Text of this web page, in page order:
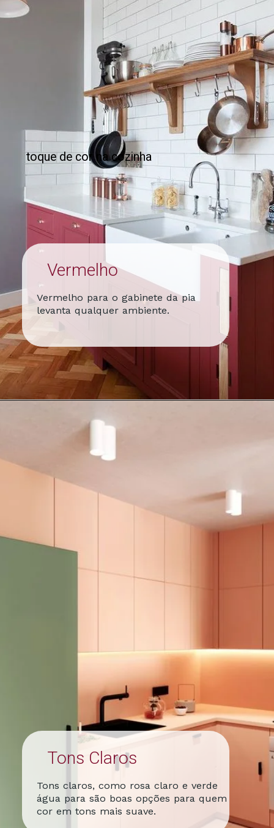
Vermelho
Vermelho para o gabinete da pia
levanta qualquer ambiente.
toque de cor na cozinha
Tons Claros
Tons claros, como rosa claro e verde
água para são boas opções para quem
cor em tons mais suave.